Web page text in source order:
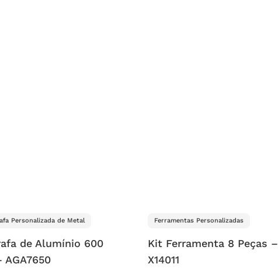
Personalizada de Metal
de Alumínio 600
AGA7650
Ferramentas Personalizadas
Kit Ferramenta 8 Peças –
X14011